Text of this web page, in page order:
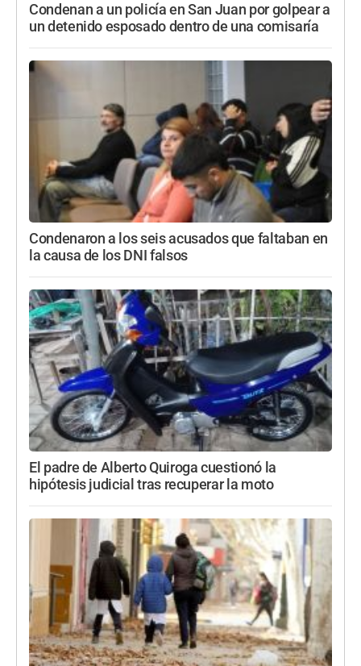
Condenan a un policía en San Juan por golpear a
un detenido esposado dentro de una comisaría
Condenaron a los seis acusados que faltaban en
la causa de los DNI falsos
El padre de Alberto Quiroga cuestionó la
hipótesis judicial tras recuperar la moto